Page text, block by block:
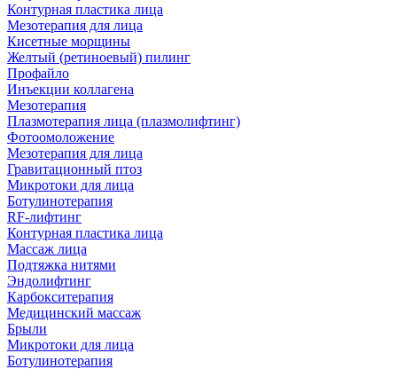
Контурная пластика лица
Мезотерапия для лица
Кисетные морщины
Желтый (ретиноевый) пилинг
Профайло
Инъекции коллагена
Мезотерапия
Плазмотерапия лица (плазмолифтинг)
Фотоомоложение
Мезотерапия для лица
Гравитационный птоз
Микротоки для лица
Ботулинотерапия
RF-лифтинг
Контурная пластика лица
Массаж лица
Подтяжка нитями
Эндолифтинг
Карбокситерапия
Медицинский массаж
Брыли
Микротоки для лица
Ботулинотерапия